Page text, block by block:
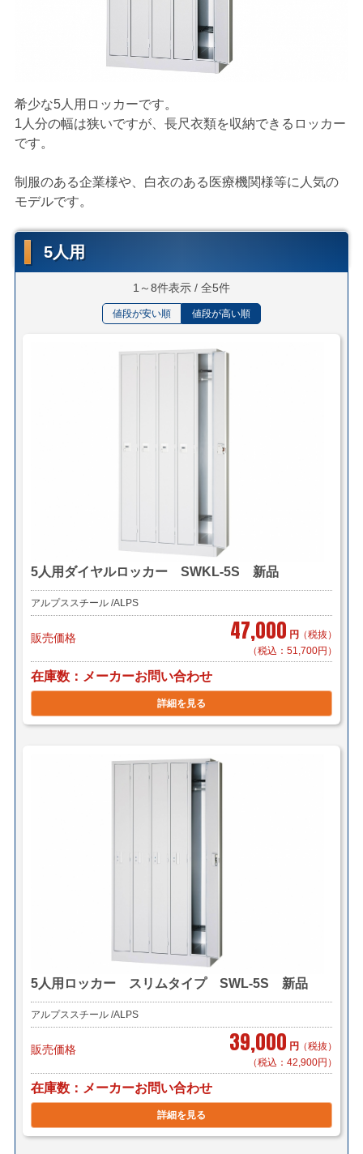
希少な5人用ロッカーです。
1人分の幅は狭いですが、長尺衣類を収納できるロッカー
です。
制服のある企業様や、白衣のある医療機関様等に人気の
モデルです。
5人用
1～8件表示 / 全5件
値段が安い順 値段が高い順
5人用ダイヤルロッカー SWKL-5S 新品
アルプススチール /ALPS
販売価格 47,000 円 （税抜）
（税込：51,700円）
在庫数 メーカーお問い合わせ
詳細を見る
5人用ロッカー スリムタイプ SWL-5S 新品
アルプススチール /ALPS
販売価格 39,000 円 （税抜）
（税込：42,900円）
在庫数 メーカーお問い合わせ
詳細を見る